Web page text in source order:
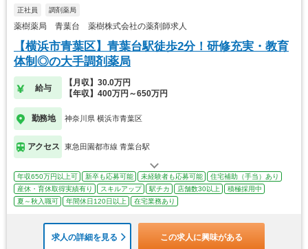
正社員 調剤薬局
薬樹薬局 青葉台 薬樹株式会社の薬剤師求人
【横浜市青葉区】青葉台駅徒歩2分！研修充実・教育
体制◎の大手調剤薬局
給与
【月収】30.0万円
【年収】400万円～650万円
勤務地 神奈川県 横浜市青葉区
アクセス 東急田園都市線 青葉台駅
年収650万円以上可 新卒も応募可能 未経験者も応募可能
住宅補助（手当）あり
産休・育休取得実績有り
スキルアップ 駅チカ 店舗数30以上
積極採用中
夏～秋入職可
年間休日120日以上 在宅業務あり
求人の詳細を見る この求人に興味がある